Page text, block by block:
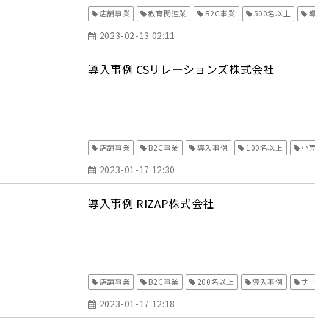
店舗事業 教育関連業 B2C事業 500名以上
2023-02-13 02:11
導入事例 CSリレーションズ株式会社
店舗事業 B2C事業 導入事例 100名以上 小
2023-01-17 12:30
導入事例 RIZAP株式会社
店舗事業 B2C事業 200名以上 導入事例 サ
2023-01-17 12:18